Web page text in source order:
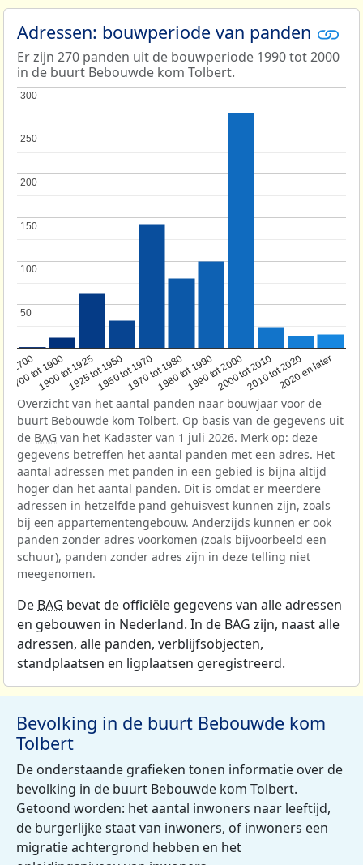
Adressen: bouwperiode van panden
Er zijn 270 panden uit de bouwperiode 1990 tot 2000
in de buurt Bebouwde kom Tolbert.
1700
1700 tot 1900
1900 tot 19251925 tot 19501950 tot 19701970 tot 19801980 tot 19901990 tot 20002000 tot 20102010 tot 20202020 en later
50
50
100
100
150
150
200
200
250
250
300
300
Overzicht van het aantal panden naar bouwjaar voor de
buurt Bebouwde kom Tolbert. Op basis van de gegevens uit
de BAG van het Kadaster van 1 juli 2026. Merk op: deze
gegevens betreffen het aantal panden met een adres. Het
aantal adressen met panden in een gebied is bijna altijd
hoger dan het aantal panden. Dit is omdat er meerdere
adressen in hetzelfde pand gehuisvest kunnen zijn, zoals
bij een appartementengebouw. Anderzijds kunnen er ook
panden zonder adres voorkomen (zoals bijvoorbeeld een
schuur), panden zonder adres zijn in deze telling niet
meegenomen.
DeBAG bevat de officiële gegevens van alle adressen
en gebouwen in Nederland. In de BAG zijn, naast alle
adressen, alle panden, verblijfsobjecten,
standplaatsen en ligplaatsen geregistreerd.
Bevolking in de buurt Bebouwde kom
Tolbert
De onderstaande grafieken tonen informatie over de
bevolking in de buurt Bebouwde kom Tolbert.
Getoond worden: het aantal inwoners naar leeftijd,
de burgerlijke staat van inwoners, of inwoners een
migratie achtergrond hebben en het